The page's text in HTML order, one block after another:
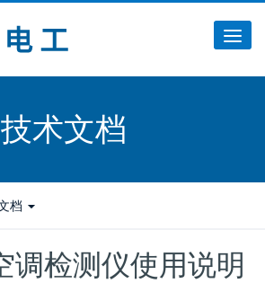
技术文档
档
调检测仪使用说明